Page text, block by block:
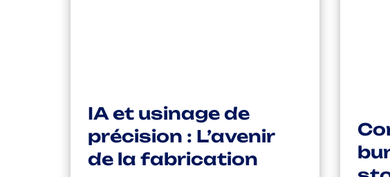
IA et usinage de
précision : L’avenir
de la fabrication